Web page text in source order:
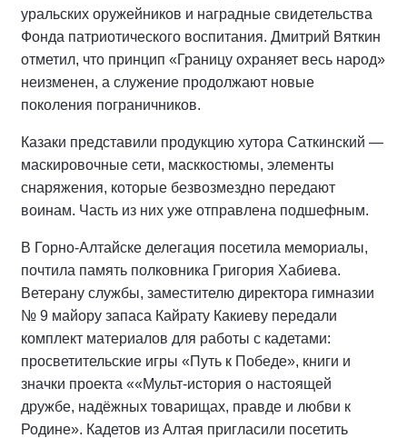
уральских оружейников и наградные свидетельства
Фонда патриотического воспитания. Дмитрий Вяткин
отметил, что принцип «Границу охраняет весь народ»
неизменен, а служение продолжают новые
поколения пограничников.
Казаки представили продукцию хутора Саткинский —
маскировочные сети, масккостюмы, элементы
снаряжения, которые безвозмездно передают
воинам. Часть из них уже отправлена подшефным.
В Горно-Алтайске делегация посетила мемориалы,
почтила память полковника Григория Хабиева.
Ветерану службы, заместителю директора гимназии
№ 9 майору запаса Кайрату Какиеву передали
комплект материалов для работы с кадетами:
просветительские игры «Путь к Победе», книги и
значки проекта ««Мульт-история о настоящей
дружбе, надёжных товарищах, правде и любви к
Родине». Кадетов из Алтая пригласили посетить